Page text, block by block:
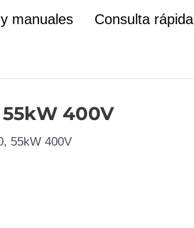
manuales Consulta rápida
400V
55kW 400V